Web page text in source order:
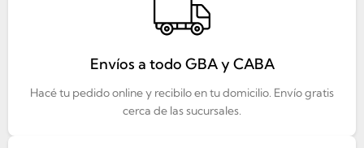
Envíos a todo GBA y CABA
Hacé tu pedido online y recibilo en tu domicilio. Envío gratis
cerca de las sucursales.